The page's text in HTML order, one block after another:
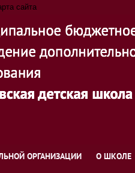
сайта
ОРГАНИЗАЦИИ О ШКОЛЕ